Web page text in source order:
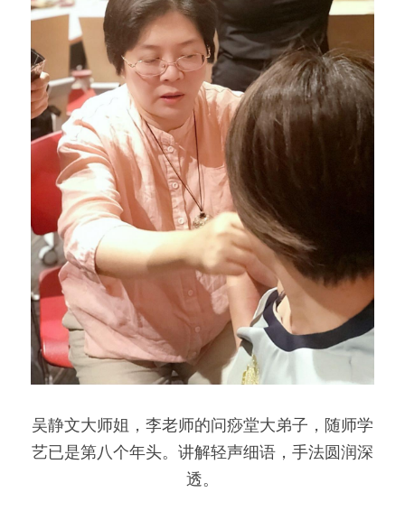
吴静文大师姐，李老师的问痧堂大弟子，随师学
艺已是第八个年头。讲解轻声细语，手法圆润深
透。